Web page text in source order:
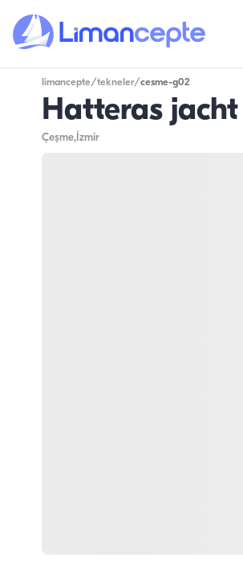
limancepte/tekneler/cesme-g02
Hatteras jacht
Çeşme,İzmir